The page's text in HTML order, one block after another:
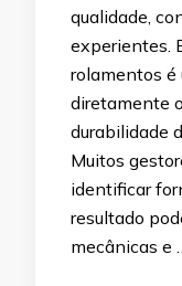
qualidade,
experientes.
rolamentos é
diretamente
durabilidade
Muitos
identificar
resultado
mecânicas e …